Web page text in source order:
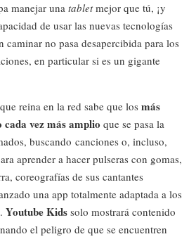
manejar una tabletmejor que tú, ¡y
de usar las nuevas tecnologías
caminar no pasa desapercibida para los
en particular si es un gigante
reina en la red sabe que los más
cada vez más amplio que se pasa la
buscando canciones o, incluso,
aprender a hacer pulseras con gomas,
coreografías de sus cantantes
una app totalmente adaptada a los
Youtube Kids solo mostrará contenido
el peligro de que se encuentren